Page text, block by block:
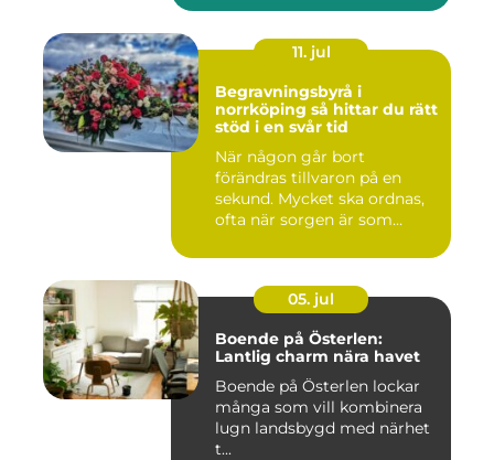
11. jul
Begravningsbyrå i
norrköping så hittar du rätt
stöd i en svår tid
När någon går bort
förändras tillvaron på en
sekund. Mycket ska ordnas,
ofta när sorgen är som
05. jul
Boende på Österlen:
Lantlig charm nära havet
Boende på Österlen lockar
många som vill kombinera
lugn landsbygd med närhet
t...